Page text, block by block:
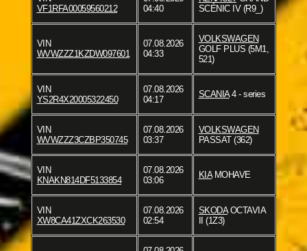
VF1RFA00059560212
04:40
SCÉNIC IV (R9_)
VIN
WVWZZZ1KZDW097601
07.08.2026
04:33
VOLKSWAGEN
GOLF PLUS (5M1,
521)
VIN
YS2R4X20005322450
07.08.2026
04:17
SCANIA4 - series
VIN
WVWZZZ3CZBP350745
07.08.2026
03:37
VOLKSWAGEN
PASSAT (362)
VIN
KNAKN814DF5133854
07.08.2026
03:06
KIAMOHAVE
VIN
XW8CA41ZXCK263530
07.08.2026
02:54
SKODAOCTAVIA
II (1Z3)